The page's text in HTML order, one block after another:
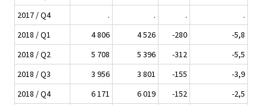
2017 / Q4
. . .
.
2018 / Q1
4 806 4 526 -280
-5,8
2018 / Q2
5 708 5 396 -312
-5,5
2018 / Q3
3 956 3 801 -155
-3,9
2018 / Q4
6 171 6 019 -152
-2,5